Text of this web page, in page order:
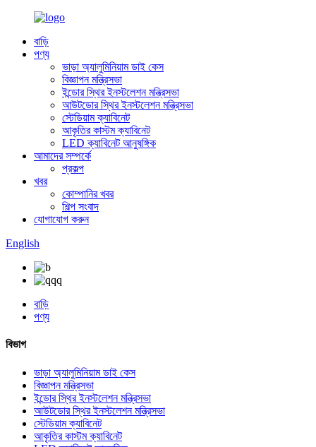
বাড়ি
পণ্য
ভাড়া অ্যালুমিনিয়াম ডাই কেস
বিজ্ঞাপন মন্ত্রিসভা
ইন্ডোর স্থির ইনস্টলেশন মন্ত্রিসভা
আউটডোর স্থির ইনস্টলেশন মন্ত্রিসভা
স্টেডিয়াম ক্যাবিনেট
আকৃতির কাস্টম ক্যাবিনেট
LED ক্যাবিনেট আনুষঙ্গিক
আমাদের সম্পর্কে
প্রকল্প
খবর
কোম্পানির খবর
শিল্প সংবাদ
যোগাযোগ করুন
English
বাড়ি
পণ্য
বিভাগ
ভাড়া অ্যালুমিনিয়াম ডাই কেস
বিজ্ঞাপন মন্ত্রিসভা
ইন্ডোর স্থির ইনস্টলেশন মন্ত্রিসভা
আউটডোর স্থির ইনস্টলেশন মন্ত্রিসভা
স্টেডিয়াম ক্যাবিনেট
আকৃতির কাস্টম ক্যাবিনেট